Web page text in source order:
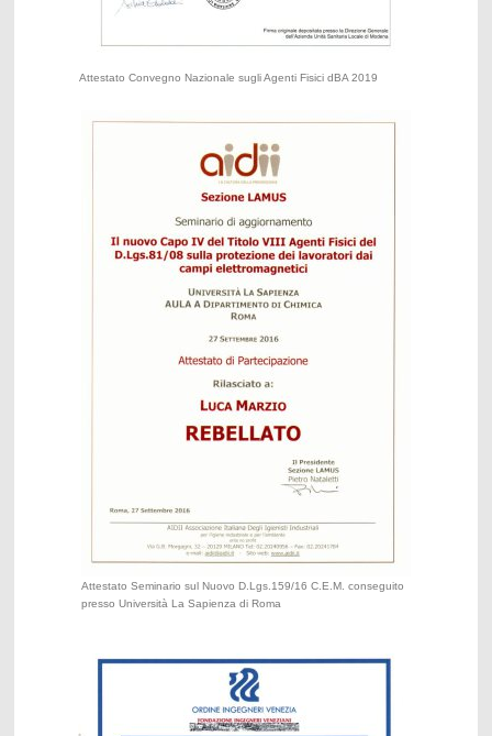
Attestato Convegno Nazionale sugli Agenti Fisici dBA 2019
Attestato Seminario sul Nuovo D.Lgs.159/16 C.E.M. conseguito
presso Università La Sapienza di Roma